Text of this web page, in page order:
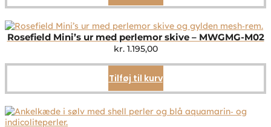
Rosefield Mini’s ur med perlemor skive – MWGMG-M02
kr.1.195,00
Tilføj til kurv